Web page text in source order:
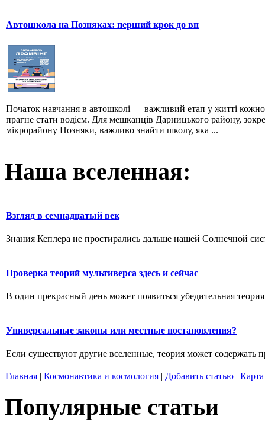
Автошкола на Позняках: перший крок до вп
Початок навчання в автошколі — важливий етап у житті
прагне стати водієм. Для мешканців Дарницького району,
мікрорайону Позняки, важливо знайти школу, яка ...
Наша вселенная:
Взгляд в семнадцатый век
Знания Кеплера не простирались дальше нашей Солнечной
Проверка теорий мультиверса здесь и сейчас
В один прекрасный день может появиться убедительная
Универсальные законы или местные постановления?
Если существуют другие вселенные, теория может содержать
Главная | Космонавтика и космология | Добавить статью | Карта
Популярные статьи